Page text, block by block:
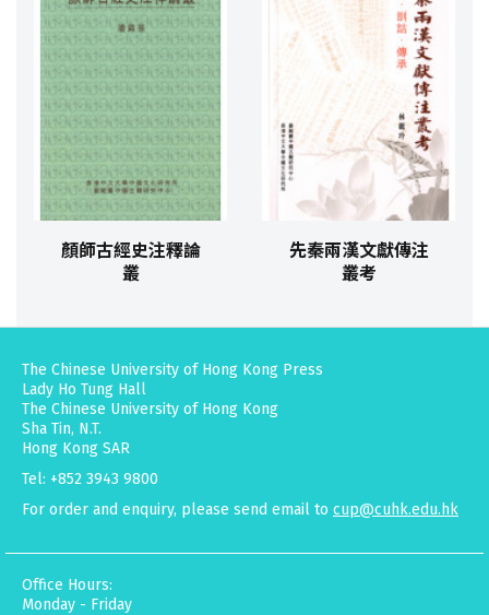
顏師古經史注釋論
叢
先秦兩漢文獻傳注
叢考
The Chinese University of Hong Kong Press
Lady Ho Tung Hall
The Chinese University of Hong Kong
Sha Tin, N.T.
Hong Kong SAR
Tel: +852 3943 9800
For order and enquiry, please send email to cup@cuhk.edu.hk
Office Hours:
Monday - Friday